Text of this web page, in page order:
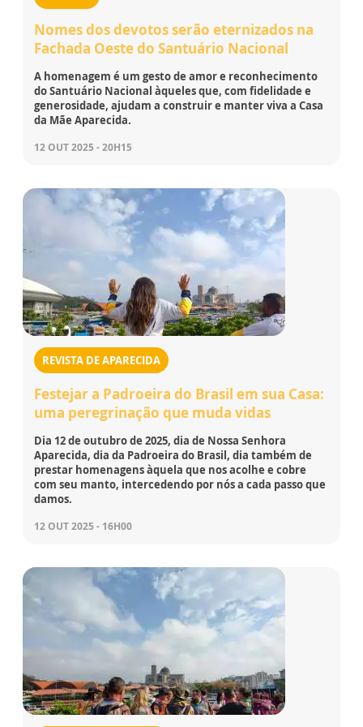
Nomes dos devotos serão eternizados na
Fachada Oeste do Santuário Nacional
A homenagem é um gesto de amor e reconhecimento
do Santuário Nacional àqueles que, com fidelidade e
generosidade, ajudam a construir e manter viva a Casa
da Mãe Aparecida.
12 OUT 2025 - 20H15
REVISTA DE APARECIDA
Festejar a Padroeira do Brasil em sua Casa:
uma peregrinação que muda vidas
Dia 12 de outubro de 2025, dia de Nossa Senhora
Aparecida, dia da Padroeira do Brasil, dia também de
prestar homenagens àquela que nos acolhe e cobre
com seu manto, intercedendo por nós a cada passo que
damos.
12 OUT 2025 - 16H00